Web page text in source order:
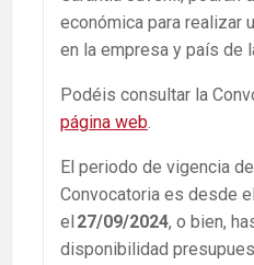
económica para realizar
en la empresa y país de
Podéis consultar la
página web.
El periodo de vigencia
Convocatoria es desde
el 27/09/2024, o bien,
disponibilidad